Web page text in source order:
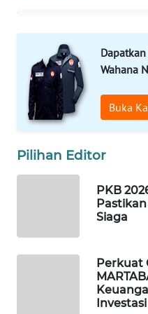
Wahana
Buka
Pilihan Editor
PKB
Siaga
Perkuat
WAHANA
WISATA
LAPAK
WAHANA
Wahana
Network